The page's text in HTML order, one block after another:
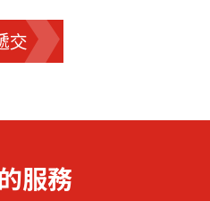
交
服務